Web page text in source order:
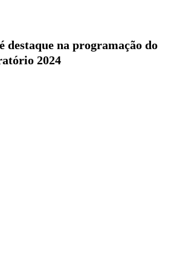
destaque na programação do
2024